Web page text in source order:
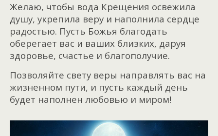
Желаю, чтобы вода Крещения освежила
душу, укрепила веру и наполнила сердце
радостью. Пусть Божья благодать
оберегает вас и ваших близких, даруя
здоровье, счастье и благополучие.
Позволяйте свету веры направлять вас на
жизненном пути, и пусть каждый день
будет наполнен любовью и миром!